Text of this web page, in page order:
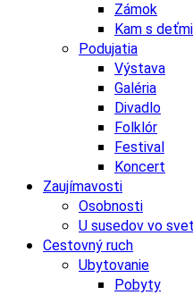
Zámok
Kam s deťmi
Podujatia
Výstava
Galéria
Divadlo
Folklór
Festival
Koncert
Zaujímavosti
Osobnosti
U susedov vo
Cestovný ruch
Ubytovanie
Pobyty